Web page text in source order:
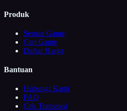
Produk
Semua Game
Cari Game
Daftar Harga
Bantuan
Hubungi Kami
FAQ
Cek Transaksi